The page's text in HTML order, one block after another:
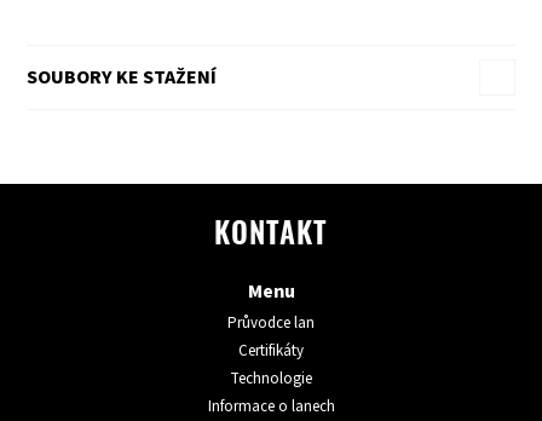
SOUBORY KE STAŽENÍ
KONTAKT
Menu
Průvodce lan
Certifikáty
Technologie
Informace o lanech